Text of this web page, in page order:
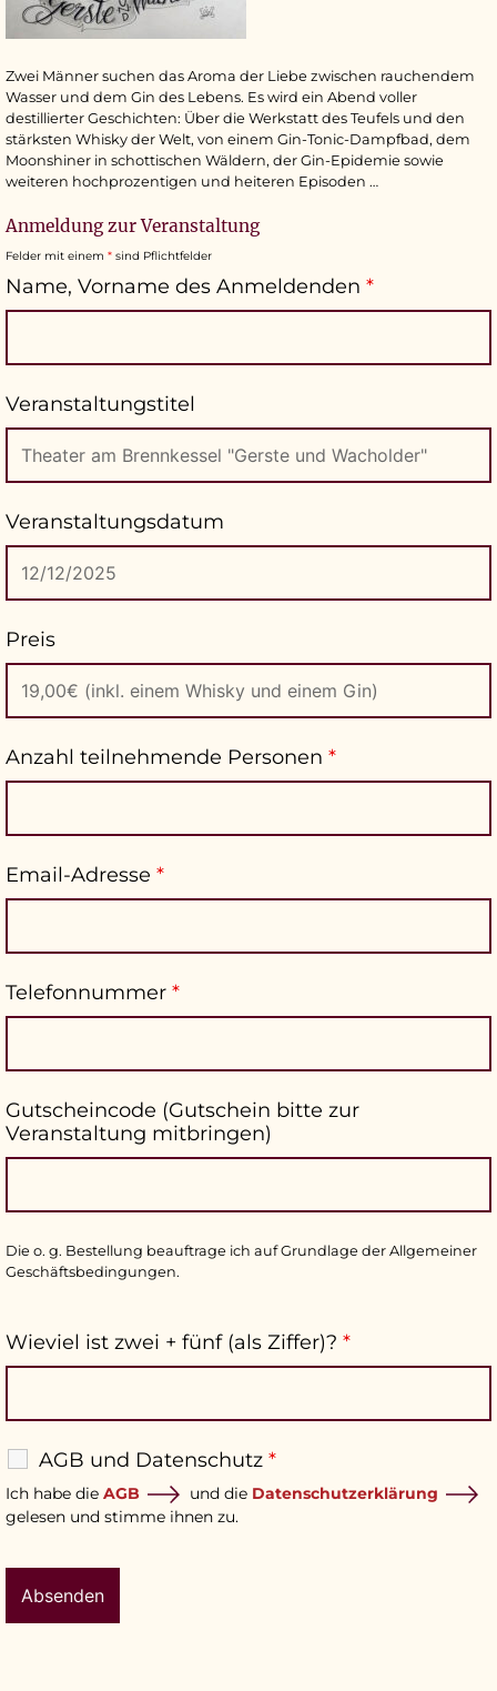
Zwei Männer suchen das Aroma der Liebe zwischen rauchendem
Wasser und dem Gin des Lebens. Es wird ein Abend voller
destillierter Geschichten: Über die Werkstatt des Teufels und den
stärksten Whisky der Welt, von einem Gin-Tonic-Dampfbad, dem
Moonshiner in schottischen Wäldern, der Gin-Epidemie sowie
weiteren hochprozentigen und heiteren Episoden …
Anmeldung zur Veranstaltung
Felder mit einem *sind Pflichtfelder
Name, Vorname des Anmeldenden *
Veranstaltungstitel
Veranstaltungsdatum
Preis
Anzahl teilnehmende Personen *
Email-Adresse *
Telefonnummer *
Gutscheincode (Gutschein bitte zur
Veranstaltung mitbringen)
Die o. g. Bestellung beauftrage ich auf Grundlage der Allgemeiner
Geschäftsbedingungen.
Wieviel ist zwei + fünf (als Ziffer)? *
AGB und Datenschutz *
Ich habe die AGB und die Datenschutzerklärung
gelesen und stimme ihnen zu.